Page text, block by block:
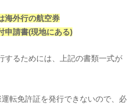
海外行の航空券
申請書(現地にある)
するためには、上記の書類一式が
転免許証を発行できないので、必